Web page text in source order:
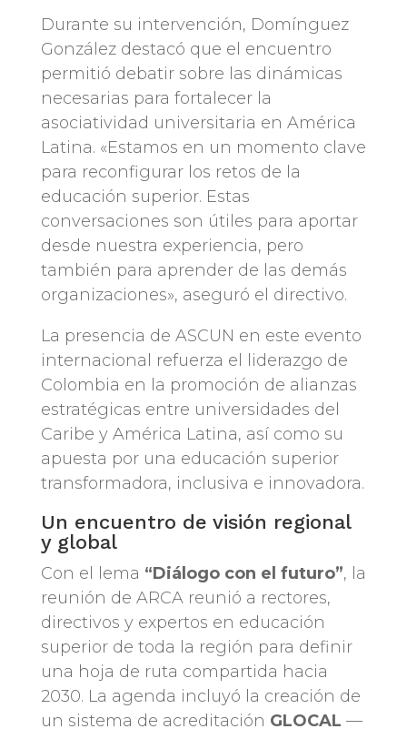
Durante su intervención, Domínguez
González destacó que el encuentro
permitió debatir sobre las dinámicas
necesarias para fortalecer la
asociatividad universitaria en América
Latina. «Estamos en un momento clave
para reconfigurar los retos de la
educación superior. Estas
conversaciones son útiles para aportar
desde nuestra experiencia, pero
también para aprender de las demás
organizaciones», aseguró el directivo.
La presencia de ASCUN en este evento
internacional refuerza el liderazgo de
Colombia en la promoción de alianzas
estratégicas entre universidades del
Caribe y América Latina, así como su
apuesta por una educación superior
transformadora, inclusiva e innovadora.
Un encuentro de visión regional
y global
Con el lema “Diálogo con el futuro”, la
reunión de ARCA reunió a rectores,
directivos y expertos en educación
superior de toda la región para definir
una hoja de ruta compartida hacia
2030. La agenda incluyó la creación de
un sistema de acreditación GLOCAL —